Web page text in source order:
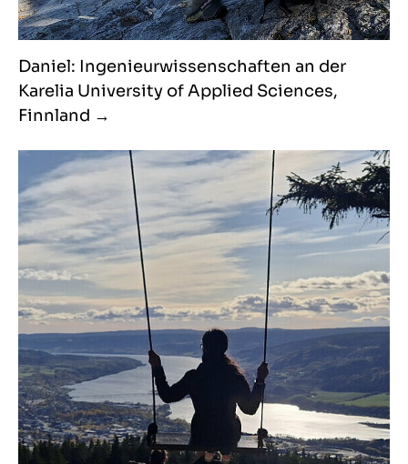
Daniel: Ingenieurwissenschaften an der
Karelia University of Applied Sciences,
Finnland